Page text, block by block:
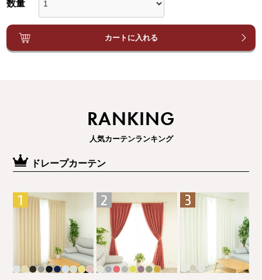
カートに入れる
RANKING
人気カーテンランキング
ドレープカーテン